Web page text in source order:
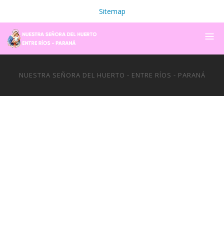
Sitemap
NUESTRA SEÑORA DEL HUERTO - ENTRE RÍOS - PARANÁ